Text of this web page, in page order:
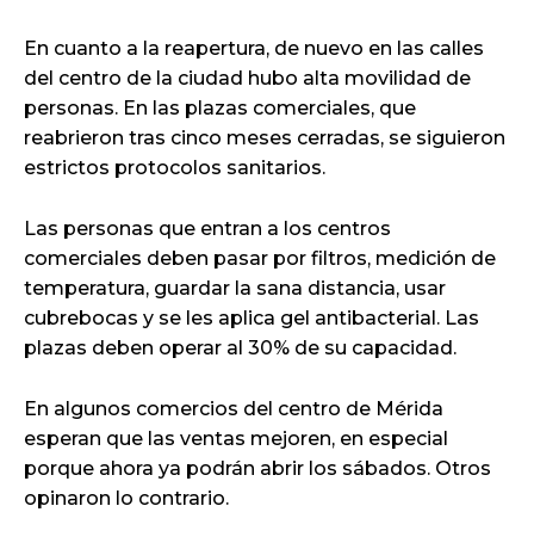
En cuanto a la reapertura, de nuevo en las calles
del centro de la ciudad hubo alta movilidad de
personas. En las plazas comerciales, que
reabrieron tras cinco meses cerradas, se siguieron
estrictos protocolos sanitarios.
Las personas que entran a los centros
comerciales deben pasar por filtros, medición de
temperatura, guardar la sana distancia, usar
cubrebocas y se les aplica gel antibacterial. Las
plazas deben operar al 30% de su capacidad.
En algunos comercios del centro de Mérida
esperan que las ventas mejoren, en especial
porque ahora ya podrán abrir los sábados. Otros
opinaron lo contrario.